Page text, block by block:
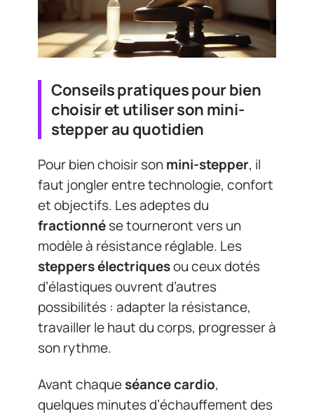
Conseils pratiques pour bien
choisir et utiliser son mini-
stepper au quotidien
Pour bien choisir sonmini-stepper, il
faut jongler entre technologie, confort
et objectifs. Les adeptes du
fractionnése tourneront vers un
modèle à résistance réglable. Les
steppers électriquesou ceux dotés
d’élastiques ouvrent d’autres
possibilités : adapter la résistance,
travailler le haut du corps, progresser à
son rythme.
Avant chaqueséance cardio,
quelques minutes d’échauffement des